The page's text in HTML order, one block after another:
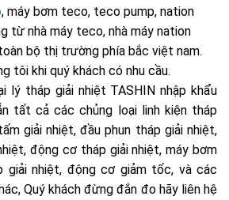
, máy bơm teco, teco pump, nation
từ nhà máy teco, nhà máy nation
bộ thị trường phía bắc việt nam.
tôi khi quý khách có nhu cầu.
lý tháp giải nhiệt TASHIN nhập khẩu
tất cả các chủng loại linh kiện tháp
giải nhiệt, đầu phun tháp giải nhiệt,
động cơ tháp giải nhiệt, máy bơm
giải nhiệt, động cơ giảm tốc, và các
Quý khách đừng đắn đo hãy liên hệ